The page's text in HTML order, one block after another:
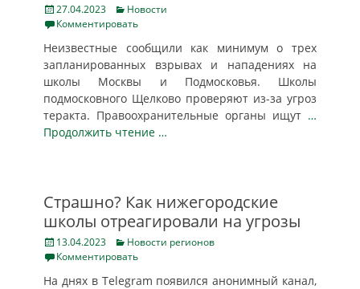
Posted
on
27.04.2023 Categories
Новости
Комментировать
Неизвестные сообщили как минимум о трех
запланированных взрывах и нападениях на
школы Москвы и Подмосковья. Школы
подмосковного Щелково проверяют из-за угроз
теракта. Правоохранительные органы ищут …
Продолжить чтение …
Страшно? Как нижегородские
школы отреагировали на угрозы
Posted
on
13.04.2023 Categories
Новости регионов
Комментировать
На днях в Telegram появился анонимный канал,